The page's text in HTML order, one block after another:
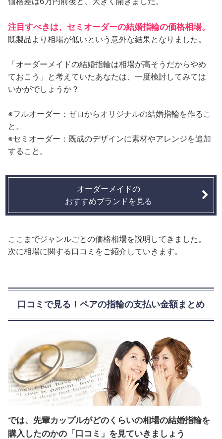
注目すべきは、セミオーダーの結婚指輪の価格相場。
既製品より相場が低いという意外な結果となりました。
「オーダーメイドの結婚指輪は相場が高そうだからやめ
ておこう」と考えていたあなたは、一度検討してみては
いかがでしょうか？
※フルオーダー：ゼロからオリジナルの結婚指輪を作るこ
と。
※セミオーダー：既成のデザインに素材やアレンジを追加
すること。
オーダーメイドの
おすすめブランドを見る
ここまでジャンルごとの価格相場を説明してきました。
次に相場に関する口コミをご紹介していきます。
口コミで見る！ペアの指輪の支払い金額まとめ
では、先輩カップルがどのくらいの相場の結婚指輪を
購入したのかの「口コミ」を見ていきましょう